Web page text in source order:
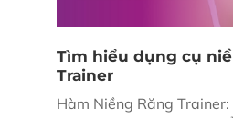
Tìm hiểu dụng cụ
Trainer
Hàm Niềng Răng